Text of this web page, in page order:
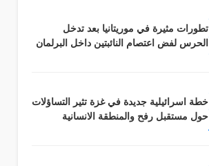
تطورات مثيرة في موريتانيا بعد تدخل
الحرس لفض اعتصام النائبتين داخل البرلمان
خطة اسرائيلية جديدة في غزة تثير التساؤلات
حول مستقبل رفح والمنطقة الانسانية